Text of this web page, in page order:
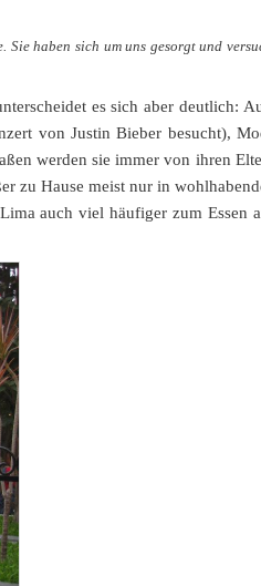
haben sich um uns gesorgt und
es sich aber deutlich:
von Justin Bieber besucht),
werden sie immer von ihren
zu Hause meist nur in
auch viel häufiger zum Essen